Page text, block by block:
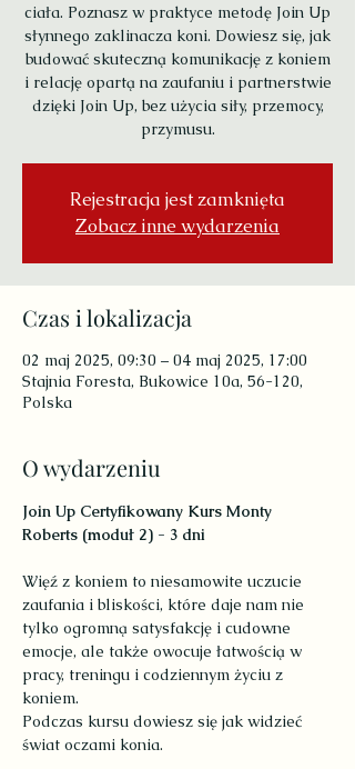
ciała. Poznasz w praktyce metodę Join Up
słynnego zaklinacza koni. Dowiesz się, jak
budować skuteczną komunikację z koniem
i relację opartą na zaufaniu i partnerstwie
dzięki Join Up, bez użycia siły, przemocy,
przymusu.
Rejestracja jest zamknięta
Zobacz inne wydarzenia
Czas i lokalizacja
02 maj 2025, 09:30 – 04 maj 2025, 17:00
Stajnia Foresta, Bukowice 10a, 56-120,
Polska
O wydarzeniu
Join Up Certyfikowany Kurs Monty
Roberts (moduł 2) - 3 dni
Więź z koniem to niesamowite uczucie
zaufania i bliskości, które daje nam nie
tylko ogromną satysfakcję i cudowne
emocje, ale także owocuje łatwością w
pracy, treningu i codziennym życiu z
koniem.
Podczas kursu dowiesz się jak widzieć
świat oczami konia.